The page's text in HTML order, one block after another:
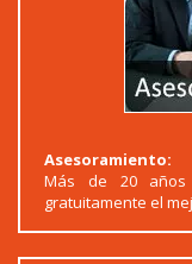
Asesoramiento:
Más de 20
gratuitamente el